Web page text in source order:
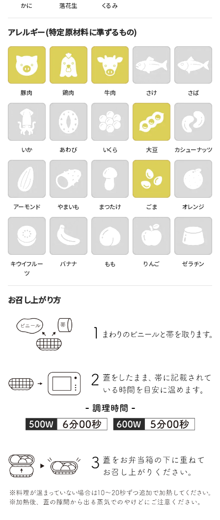
かに 落花生 くるみ
アレルギー(特定原材料に準ずるもの)
豚肉 鶏肉 牛肉 さけ さば
いか あわび いくら 大豆 カシューナッツ
アーモンド やまいも まつたけ ごま オレンジ
キウイフルー
ツ
バナナ もも りんご ゼラチン
お召し上がり方